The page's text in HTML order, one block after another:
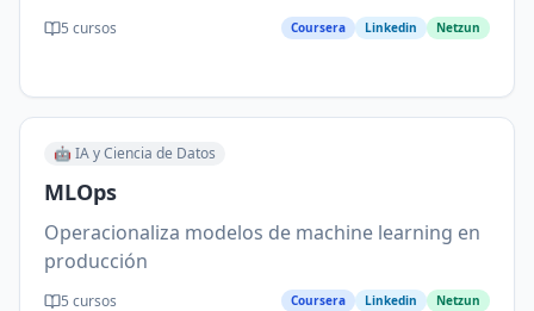
5 cursos Coursera Linkedin Netzun
🤖 IA y Ciencia de Datos
MLOps
Operacionaliza modelos de machine learning en
producción
5 cursos Coursera Linkedin Netzun